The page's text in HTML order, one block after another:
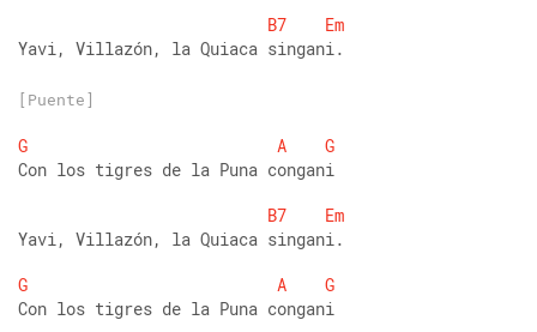
B7
Em
Yavi, Villazón, la Quiaca singani.
[Puente]
G A
G
Con los tigres de la Puna congani
B7
Em
Yavi, Villazón, la Quiaca singani.
G
A
G
Con los tigres de la Puna congani